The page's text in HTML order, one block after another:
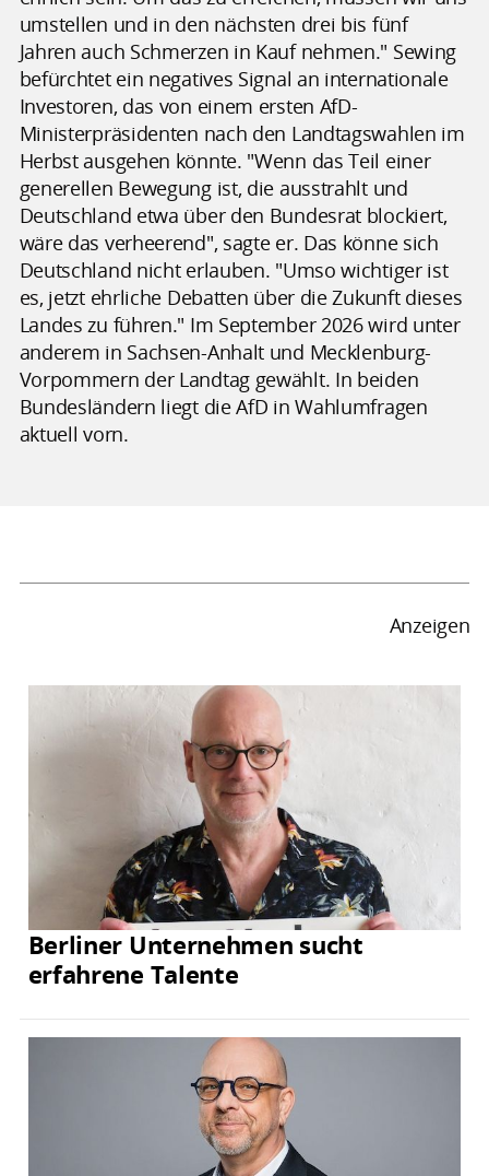
umstellen und in den nächsten drei bis fünf
Jahren auch Schmerzen in Kauf nehmen." Sewing
befürchtet ein negatives Signal an internationale
Investoren, das von einem ersten AfD-
Ministerpräsidenten nach den Landtagswahlen im
Herbst ausgehen könnte. "Wenn das Teil einer
generellen Bewegung ist, die ausstrahlt und
Deutschland etwa über den Bundesrat blockiert,
wäre das verheerend", sagte er. Das könne sich
Deutschland nicht erlauben. "Umso wichtiger ist
es, jetzt ehrliche Debatten über die Zukunft dieses
Landes zu führen." Im September 2026 wird unter
anderem in Sachsen-Anhalt und Mecklenburg-
Vorpommern der Landtag gewählt. In beiden
Bundesländern liegt die AfD in Wahlumfragen
aktuell vorn.
Anzeigen
Berliner Unternehmen sucht
erfahrene Talente